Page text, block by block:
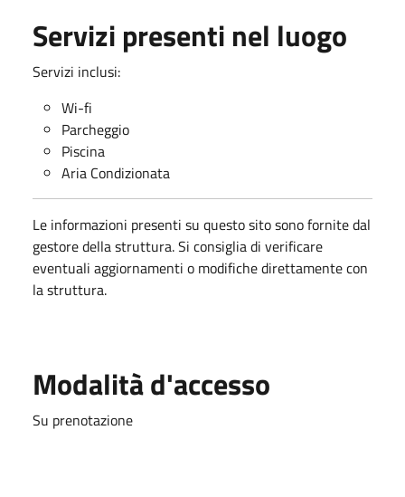
Servizi presenti nel luogo
Servizi inclusi:
Wi-fi
Parcheggio
Piscina
Aria Condizionata
Le informazioni presenti su questo sito sono fornite dal
gestore della struttura. Si consiglia di verificare
eventuali aggiornamenti o modifiche direttamente con
la struttura.
Modalità d'accesso
Su prenotazione